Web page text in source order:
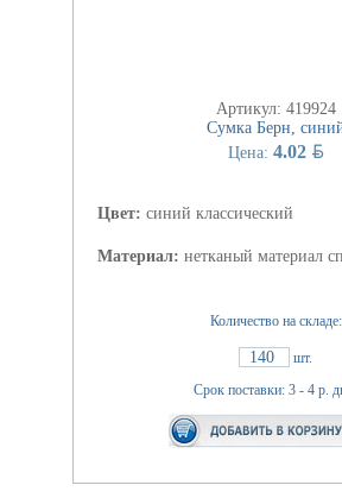
Артикул: 419924
Сумка Берн,
Цена: 4.02 BYN
Цвет: синий классический
Материал: нетканый материал
Количество на складе:
140
шт.
Срок поставки: 3 - 4 р.